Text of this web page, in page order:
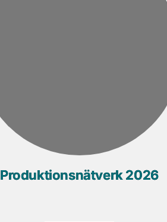
Produktionsnätverk 2026